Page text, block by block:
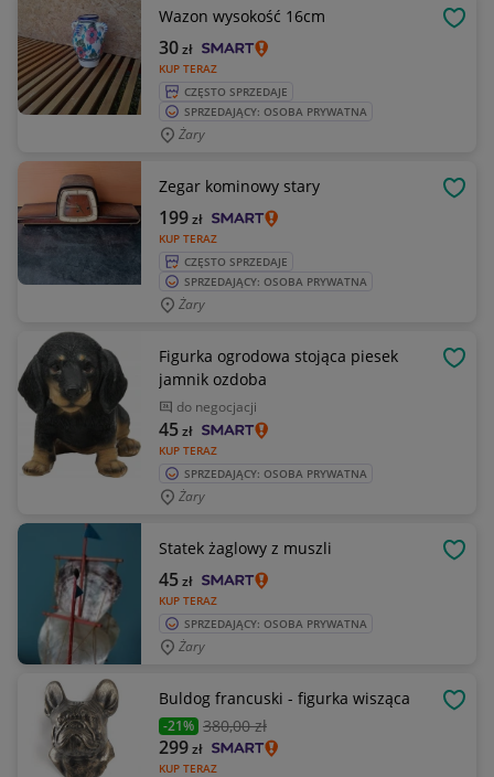
Wazon wysokość 16cm
KUP TERAZ
30zł
CZĘSTO SPRZEDAJE
SPRZEDAJĄCY: OSOBA PRYWATNA
Żary
Zegar kominowy stary
KUP TERAZ
199zł
CZĘSTO SPRZEDAJE
SPRZEDAJĄCY: OSOBA PRYWATNA
Żary
Figurka ogrodowa stojąca piesek
jamnik ozdoba
do negocjacji
KUP TERAZ
45zł
SPRZEDAJĄCY: OSOBA PRYWATNA
Żary
Statek żaglowy z muszli
KUP TERAZ
45zł
SPRZEDAJĄCY: OSOBA PRYWATNA
Żary
Buldog francuski - figurka wisząca
-21% 380,00 zł
KUP TERAZ
299zł